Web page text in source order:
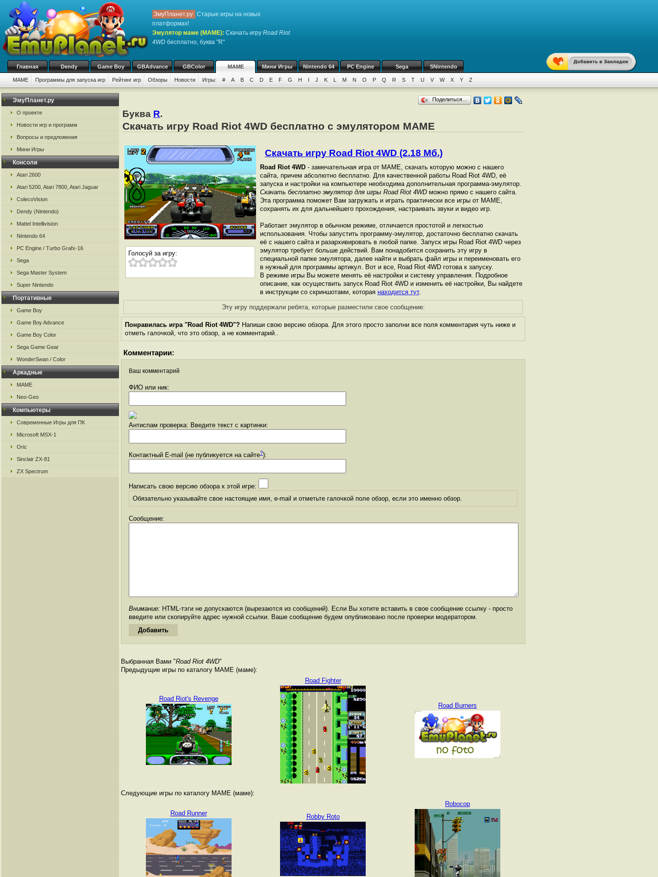
ЭмуПланет.ру: Старые игры на новых
платформах!
Эмулятор маме (MAME): Скачать игру Road Riot
4WD бесплатно, буква "R"
Главная Dendy Game Boy GBAdvance GBColor MAME Мини Игры Nintendo 64 PC Engine Sega SNintendo
MAME Программы для запуска игр Рейтинг игр Обзоры Новости Игры: # A B C D E F G H I J K L M N O P Q R S T U V W X Y Z
ЭмуПланет.ру
О проекте
Новости игр и программ
Вопросы и предложения
Мини Игры
Консоли
Atari 2600
Atari 5200, Atari 7800, Atari Jaguar
ColecoVision
Dendy (Nintendo)
Mattel Intellivision
Nintendo 64
PC Engine / Turbo Grafx-16
Sega
Sega Master System
Super Nintendo
Портативные
Game Boy
Game Boy Advance
Game Boy Color
Sega Game Gear
WonderSwan / Color
Аркадные
MAME
Neo-Geo
Компьютеры
Современные Игры для ПК
Microsoft MSX-1
Oric
Sinclair ZX-81
ZX Spectrum
Поделиться…
Буква R.
Скачать игру Road Riot 4WD бесплатно с эмулятором MAME
Голосуй за игру:
Скачать игру Road Riot 4WD (2.18 Мб.)
Road Riot 4WD - замечательная игра от МАМЕ, скачать которую можно с нашего
сайта, причем абсолютно бесплатно. Для качественной работы Road Riot 4WD, её
запуска и настройки на компьютере необходима дополнительная программа-эмулятор.
Скачать бесплатно эмулятор для игры Road Riot 4WD можно прямо с нашего сайта.
Эта программа поможет Вам загружать и играть практически все игры от МАМЕ,
сохранять их для дальнейшего прохождения, настраивать звуки и видео игр.
Работает эмулятор в обычном режиме, отличается простотой и легкостью
использования. Чтобы запустить программу-эмулятор, достаточно бесплатно скачать
её с нашего сайта и разархивировать в любой папке. Запуск игры Road Riot 4WD через
эмулятор требует больше действий. Вам понадобится сохранить эту игру в
специальной папке эмулятора, далее найти и выбрать файл игры и переименовать его
в нужный для программы артикул. Вот и все, Road Riot 4WD готова к запуску.
В режиме игры Вы можете менять её настройки и систему управления. Подробное
описание, как осуществить запуск Road Riot 4WD и изменить её настройки, Вы найдете
в инструкции со скриншотами, которая находится тут.
Эту игру поддержали ребята, которые разместили свое сообщение:
Понравилась игра "Road Riot 4WD"? Напиши свою версию обзора. Для этого просто заполни все поля комментария чуть ниже и
отметь галочкой, что это обзор, а не комментарий..
Комментарии:
Ваш комментарий
ФИО или ник:
Антиспам проверка: Введите текст с картинки:
Контактный E-mail (не публикуется на сайте?):
Написать свою версию обзора к этой игре:
Обязательно указывайте свое настоящие имя, e-mail и отметьте галочкой поле обзор, если это именно обзор.
Сообщение:
Внимание: HTML-тэги не допускаются (вырезаются из сообщений). Если Вы хотите вставить в свое сообщение ссылку - просто
введите или скопируйте адрес нужной ссылки. Ваше сообщение будем опубликовано после проверки модератором.
Выбранная Вами "Road Riot 4WD"
Предыдущие игры по каталогу MAME (маме):
Road Riot's Revenge
Road Fighter
Road Burners
Следующие игры по каталогу MAME (маме):
Road Runner Robby Roto
Robocop